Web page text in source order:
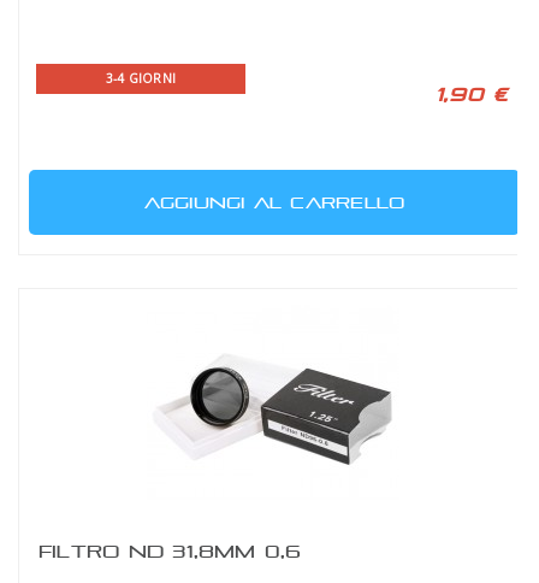
3-4 GIORNI
1,90 €
AGGIUNGI AL CARRELLO
FILTRO ND 31,8MM 0,6